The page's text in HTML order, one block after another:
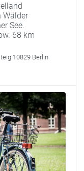
Wälder
See.
68 km
10829 Berlin